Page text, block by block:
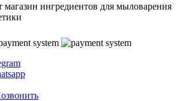
магазин ингредиентов для мыловарения